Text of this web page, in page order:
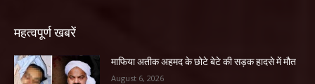
महत्वपूर्ण खबरें
माफिया अतीक अहमद के छोटे बेटे की सड़क हादसे में मौत
August 6, 2026